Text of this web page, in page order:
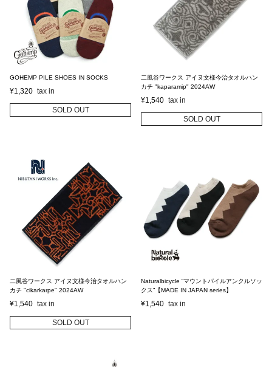
GOHEMP PILE SHOES IN SOCKS
¥1,320
SOLD OUT
二風谷ワークス アイヌ文様今治タオルハン
カチ "kaparamip" 2024AW
¥1,540
SOLD OUT
二風谷ワークス アイヌ文様今治タオルハン
カチ "cikarkarpe" 2024AW
¥1,540
SOLD OUT
Naturalbicycle “マウントパイルアンクルソッ
クス”【MADE IN JAPAN series】
¥1,540